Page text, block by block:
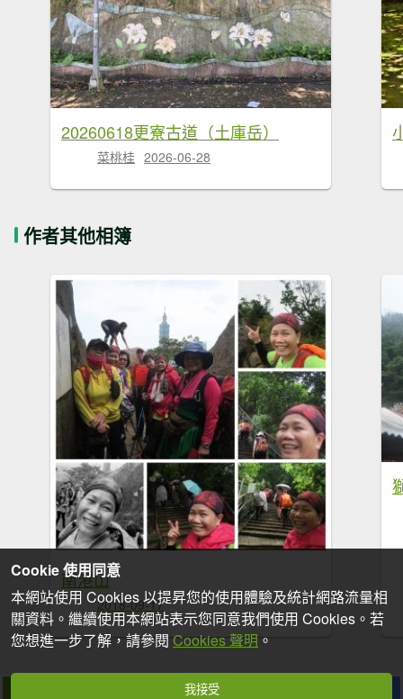
20260618更寮古道（土庫岳）
菜桃桂 2026-06-28
作者其他相簿
南港山
2018-09-17
收藏
Cookie 使用同意
本網站使用 Cookies 以提昇您的使用體驗及統計網路流量相
關資料。繼續使用本網站表示您同意我們使用 Cookies。若
您想進一步了解，請參閱 Cookies 聲明 。
我接受